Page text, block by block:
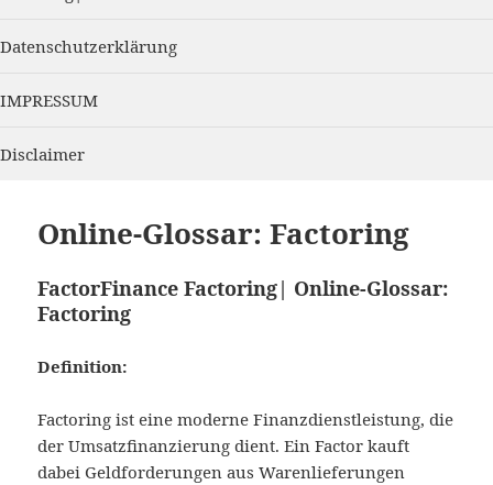
Datenschutzerklärung
IMPRESSUM
Disclaimer
Online-Glossar: Factoring
FactorFinance Factoring| Online-Glossar:
Factoring
Definition:
Factoring ist eine moderne Finanzdienstleistung, die
der Umsatzfinanzierung dient. Ein Factor kauft
dabei Geldforderungen aus Warenlieferungen